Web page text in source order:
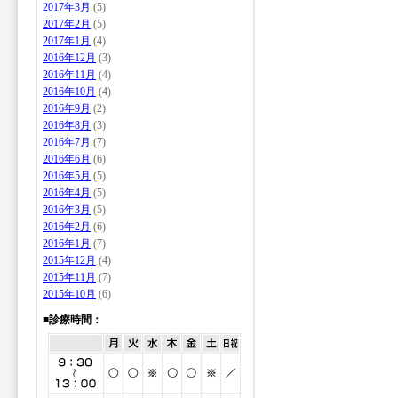
2017年3月 (5)
2017年2月 (5)
2017年1月 (4)
2016年12月 (3)
2016年11月 (4)
2016年10月 (4)
2016年9月 (2)
2016年8月 (3)
2016年7月 (7)
2016年6月 (6)
2016年5月 (5)
2016年4月 (5)
2016年3月 (5)
2016年2月 (6)
2016年1月 (7)
2015年12月 (4)
2015年11月 (7)
2015年10月 (6)
■診療時間：